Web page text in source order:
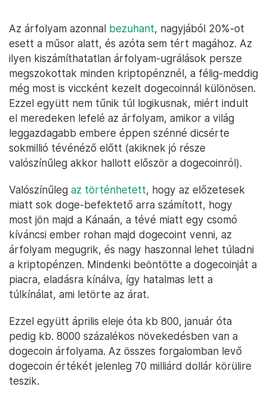
Az árfolyam azonnal bezuhant, nagyjából 20%-ot
esett a műsor alatt, és azóta sem tért magához. Az
ilyen kiszámíthatatlan árfolyam-ugrálások persze
megszokottak minden kriptopénznél, a félig-meddig
még most is viccként kezelt dogecoinnál különösen.
Ezzel együtt nem tűnik túl logikusnak, miért indult
el meredeken lefelé az árfolyam, amikor a világ
leggazdagabb embere éppen szénné dicsérte
sokmillió tévénéző előtt (akiknek jó része
valószínűleg akkor hallott először a dogecoinról).
Valószínűleg az történhetett, hogy az előzetesek
miatt sok doge-befektető arra számított, hogy
most jön majd a Kánaán, a tévé miatt egy csomó
kíváncsi ember rohan majd dogecoint venni, az
árfolyam megugrik, és nagy haszonnal lehet túladni
a kriptopénzen. Mindenki beöntötte a dogecoinját a
piacra, eladásra kínálva, így hatalmas lett a
túlkínálat, ami letörte az árat.
Ezzel együtt április eleje óta kb 800, január óta
pedig kb. 8000 százalékos növekedésben van a
dogecoin árfolyama. Az összes forgalomban levő
dogecoin értékét jelenleg 70 milliárd dollár körülire
teszik.